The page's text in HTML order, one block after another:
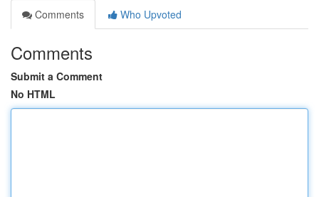
Comments
Who Upvoted
Comments
Submit a Comment
No HTML